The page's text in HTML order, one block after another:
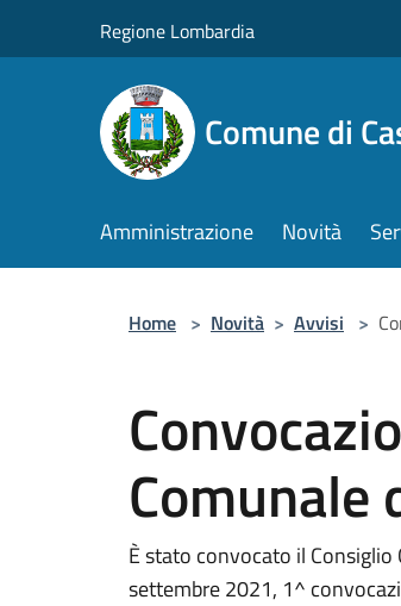
Regione Lombardia
Comune di
Amministrazione Novità
Home > Novità > Avvisi >
Comunale
È stato convocato il
settembre 2021, 1^